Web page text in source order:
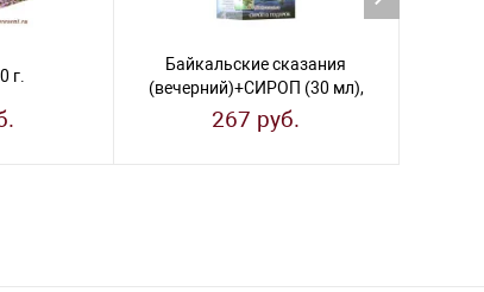
г.
Байкальские сказания
(вечерний)+СИРОП (30 мл),
100 г.
267 руб.